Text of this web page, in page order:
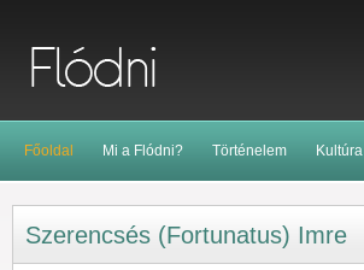
Főoldal Mi a Flódni? Történelem Kultúra
Szerencsés (Fortunatus) Imre